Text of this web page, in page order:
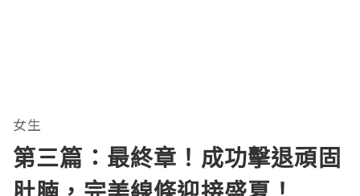
女生
第三篇：最終章！成功擊退頑固